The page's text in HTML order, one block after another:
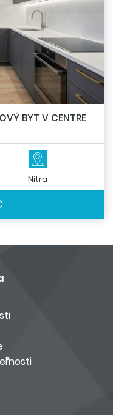
BYT V CENTRE
Nitra